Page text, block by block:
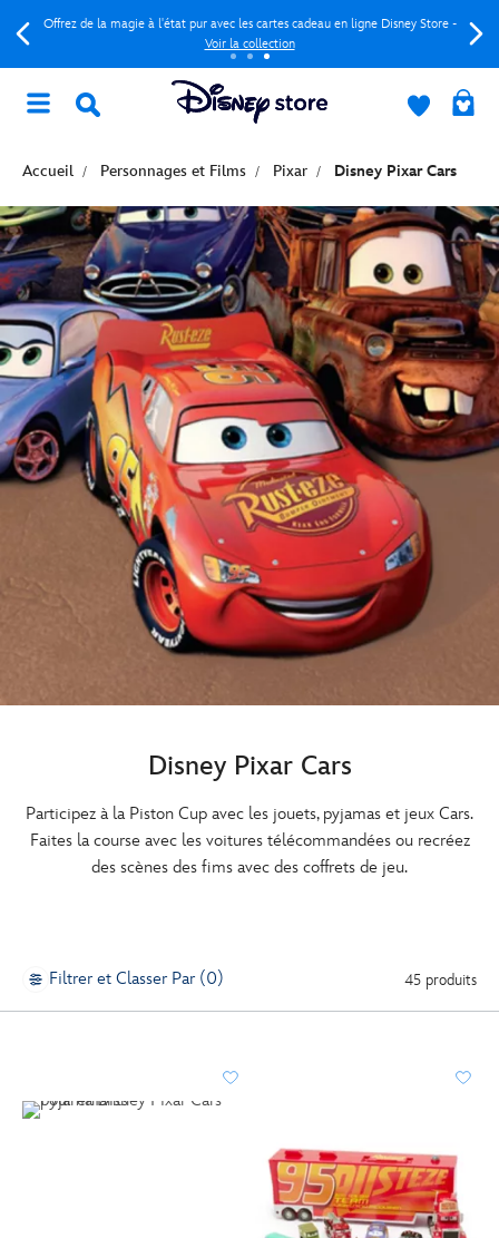
Offrez de la magie à l'état pur avec les cartes cadeau en ligne Disney Store -
Voir la collection
Accueil Personnages et Films Pixar Disney Pixar Cars
Disney Pixar Cars
Participez à la Piston Cup avec les jouets, pyjamas et jeux Cars.
Faites la course avec les voitures télécommandées ou recréez
des scènes des fims avec des coffrets de jeu.
Filtrer et Classer Par (0) 45 produits